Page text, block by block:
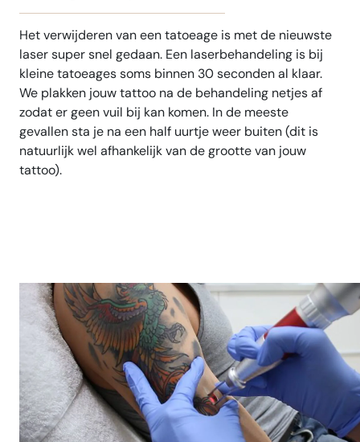
Het verwijderen van een tatoeage is met de nieuwste
laser super snel gedaan. Een laserbehandeling is bij
kleine tatoeages soms binnen 30 seconden al klaar.
We plakken jouw tattoo na de behandeling netjes af
zodat er geen vuil bij kan komen. In de meeste
gevallen sta je na een half uurtje weer buiten (dit is
natuurlijk wel afhankelijk van de grootte van jouw
tattoo).